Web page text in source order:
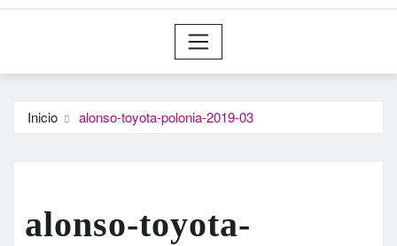
Inicio alonso-toyota-polonia-2019-03
alonso-toyota-